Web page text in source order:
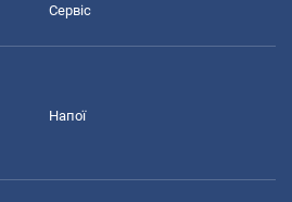
Сервіс
Напої